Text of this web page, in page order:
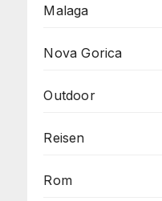
Malaga
Nova Gorica
Outdoor
Reisen
Rom